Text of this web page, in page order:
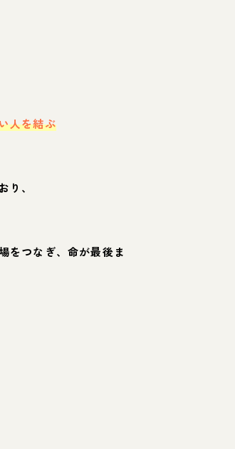
人を結ぶ
り、
をつなぎ、命が最後ま